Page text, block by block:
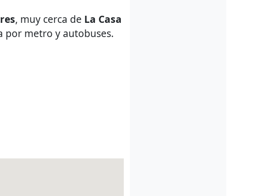
, muy cerca de La Casa
por metro y autobuses.